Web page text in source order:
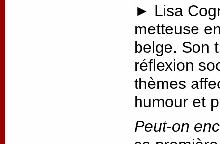
► Lisa
metteuse
belge. Son
réflexion
thèmes
humour et
Peut-on